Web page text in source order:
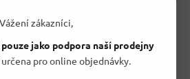
Vážení zákazníci,
jako podpora naší prodejny
pro online objednávky.
po opotřebení.